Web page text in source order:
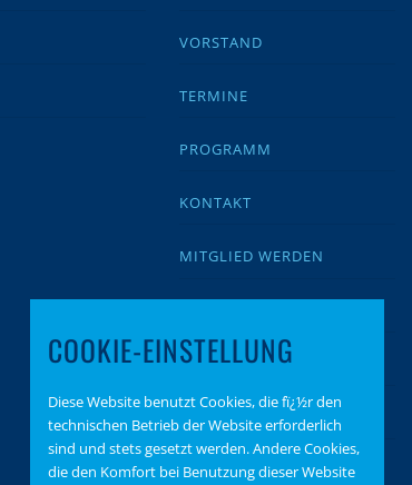
VORSTAND
TERMINE
PROGRAMM
KONTAKT
MITGLIED WERDEN
DATENSCHUTZ
BEITRAGSARCHIV
SPENDEN
COOKIE-EINSTELLUNG
Diese Website benutzt Cookies, die fï¿½r den
technischen Betrieb der Website erforderlich
sind und stets gesetzt werden. Andere Cookies,
die den Komfort bei Benutzung dieser Website